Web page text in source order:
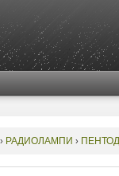
РАДИОЛАМПИ ›